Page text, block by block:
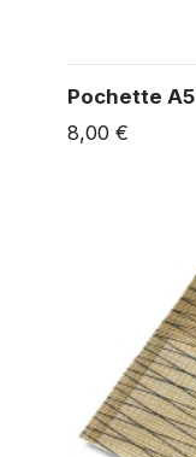
Pochette A5
8,00 €